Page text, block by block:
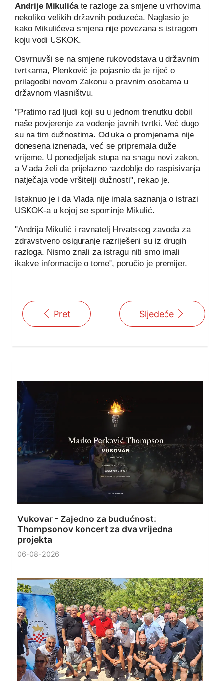
Andrije Mikulićate razloge za smjene u vrhovima
nekoliko velikih državnih poduzeća. Naglasio je
kako Mikulićeva smjena nije povezana s istragom
koju vodi USKOK.
Osvrnuvši se na smjene rukovodstava u državnim
tvrtkama, Plenković je pojasnio da je riječ o
prilagodbi novom Zakonu o pravnim osobama u
državnom vlasništvu.
"Pratimo rad ljudi koji su u jednom trenutku dobili
naše povjerenje za vođenje javnih tvrtki. Već dugo
su na tim dužnostima. Odluka o promjenama nije
donesena iznenada, već se pripremala duže
vrijeme. U ponedjeljak stupa na snagu novi zakon,
a Vlada želi da prijelazno razdoblje do raspisivanja
natječaja vode vršitelji dužnosti", rekao je.
Istaknuo je i da Vlada nije imala saznanja o istrazi
USKOK-a u kojoj se spominje Mikulić.
"Andrija Mikulić i ravnatelj Hrvatskog zavoda za
zdravstveno osiguranje razriješeni su iz drugih
razloga. Nismo znali za istragu niti smo imali
ikakve informacije o tome", poručio je premijer.
Pret Sljedeće
Vukovar - Zajedno za budućnost:
Thompsonov koncert za dva vrijedna
projekta
06-08-2026